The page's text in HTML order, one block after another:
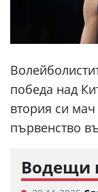
победа над
втория си
първенство
Водещи